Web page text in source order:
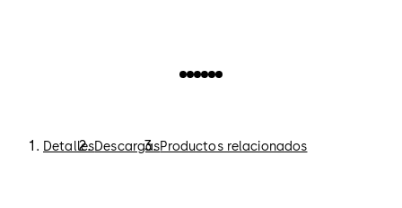
DetallesDescargasProductos relacionados